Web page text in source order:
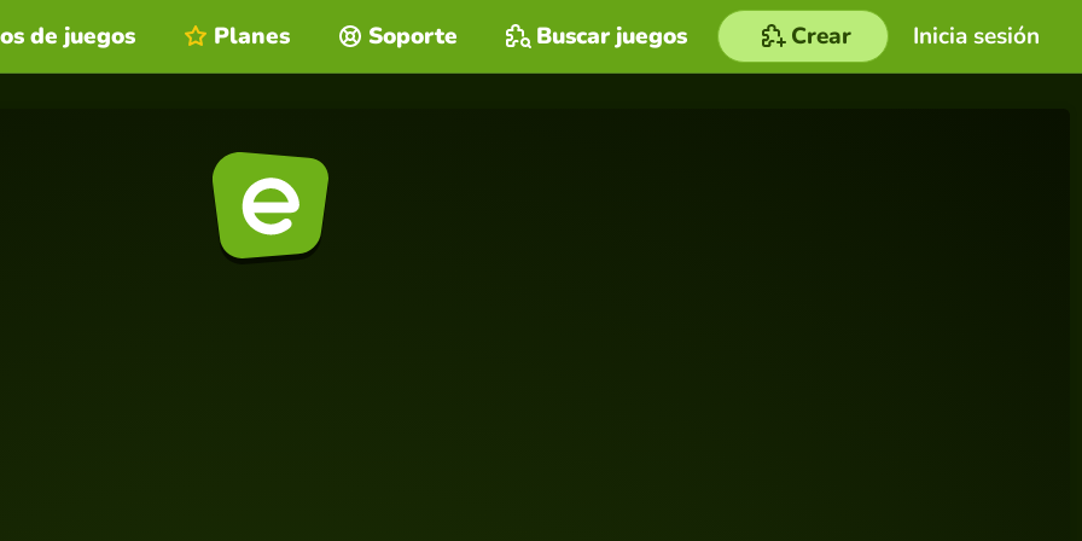
Inicia sesión
de juegos Planes Soporte Buscar juegos Crear